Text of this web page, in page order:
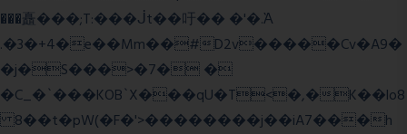
���矗���;T:���ᒎt��吁�� �'�.Ὰ
.�3�+4�e��Mm��#D2v�����Cv�A9�
�j�S���>�7� �
�C_�`���KOB`X���qU�T<�,�K��lo8
8��t�pW(�F�'>��������j��iA7���h